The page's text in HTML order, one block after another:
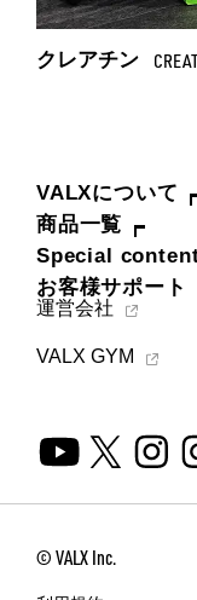
クレアチン
VALXについて
商品一覧
Special
お客様サポート
運営会社
VALX GYM
© VALX Inc.